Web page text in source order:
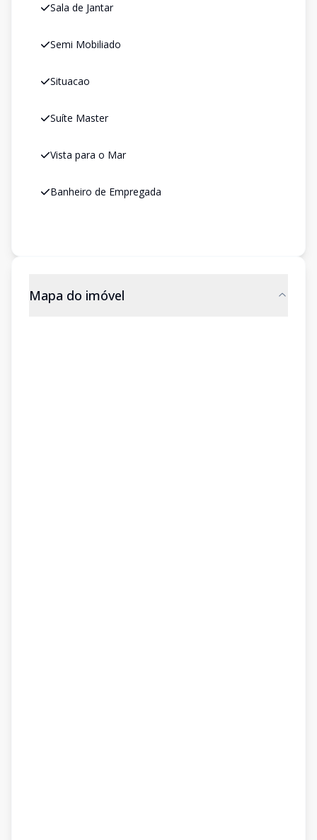
Sala de Jantar
Semi Mobiliado
Situacao
Suíte Master
Vista para o Mar
Banheiro de Empregada
Mapa do imóvel